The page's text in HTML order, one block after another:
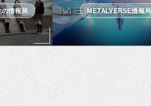
の情報局 METALVERSE情報局